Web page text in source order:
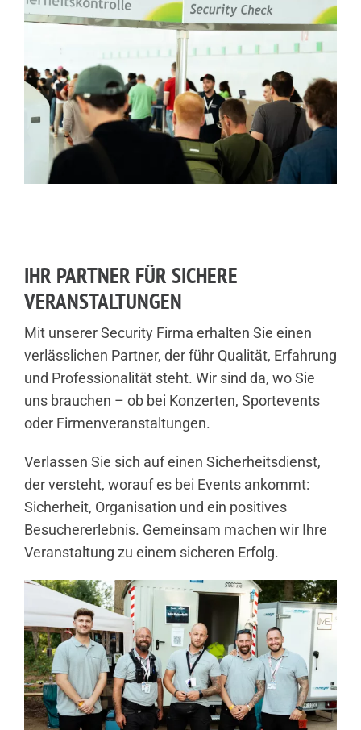
IHR PARTNER FÜR SICHERE
VERANSTALTUNGEN
Mit unserer Security Firma erhalten Sie einen
verlässlichen Partner, der führ Qualität, Erfahrung
und Professionalität steht. Wir sind da, wo Sie
uns brauchen – ob bei Konzerten, Sportevents
oder Firmenveranstaltungen.
Verlassen Sie sich auf einen Sicherheitsdienst,
der versteht, worauf es bei Events ankommt:
Sicherheit, Organisation und ein positives
Besuchererlebnis. Gemeinsam machen wir Ihre
Veranstaltung zu einem sicheren Erfolg.